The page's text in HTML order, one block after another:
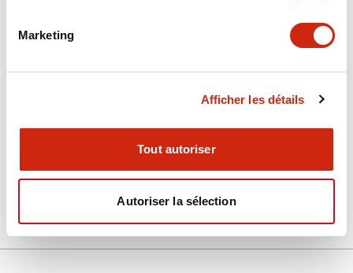
Marketing
Afficher les détails
Tout autoriser
Autoriser la sélection
Documents et fichiers
Manuels
07/04/2025.PDF14.87MB